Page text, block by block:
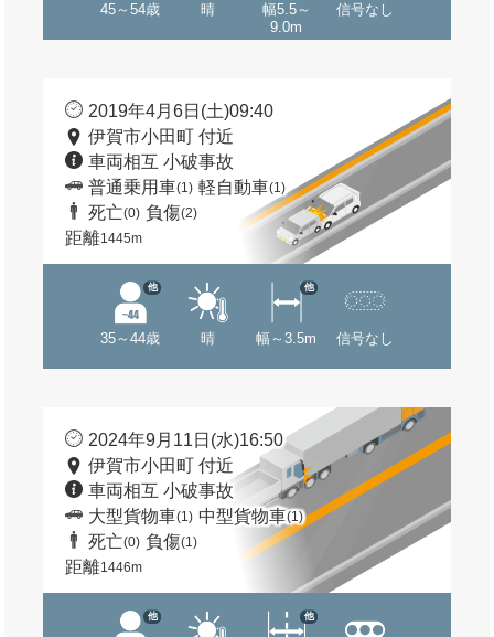
45～54歳 晴
幅5.5～
9.0m
信号なし
2019年4月6日(土)09:40
伊賀市小田町 付近
車両相互 小破事故
普通乗用車(1) 軽自動車(1)
死亡(0) 負傷(2)
距離1445m
35～44歳
他
晴 幅～3.5m
他
信号なし
2024年9月11日(水)16:50
伊賀市小田町 付近
車両相互 小破事故
大型貨物車(1) 中型貨物車(1)
死亡(0) 負傷(1)
距離1446m
他 他